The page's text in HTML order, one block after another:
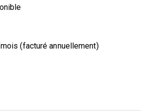
(facturé annuellement)